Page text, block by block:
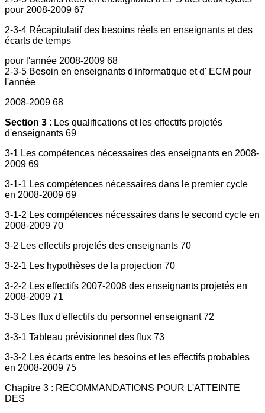
pour 2008-2009 67
2-3-4 Récapitulatif des besoins réels en enseignants et des
écarts de temps
pour l'année 2008-2009 68
2-3-5 Besoin en enseignants d'informatique et d' ECM pour
l'année
2008-2009 68
Section 3 : Les qualifications et les effectifs projetés
d'enseignants 69
3-1 Les compétences nécessaires des enseignants en 2008-
2009 69
3-1-1 Les compétences nécessaires dans le premier cycle
en 2008-2009 69
3-1-2 Les compétences nécessaires dans le second cycle en
2008-2009 70
3-2 Les effectifs projetés des enseignants 70
3-2-1 Les hypothèses de la projection 70
3-2-2 Les effectifs 2007-2008 des enseignants projetés en
2008-2009 71
3-3 Les flux d'effectifs du personnel enseignant 72
3-3-1 Tableau prévisionnel des flux 73
3-3-2 Les écarts entre les besoins et les effectifs probables
en 2008-2009 75
Chapitre 3 : RECOMMANDATIONS POUR L'ATTEINTE
DES